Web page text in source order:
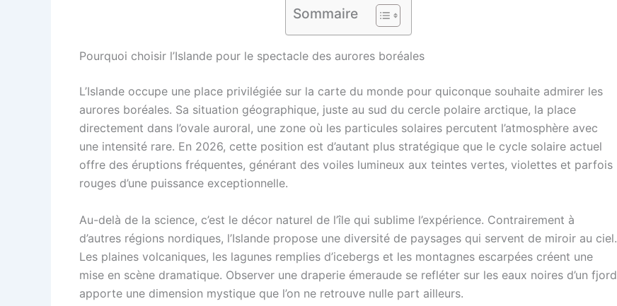
Sommaire
Pourquoi choisir l’Islande pour le spectacle des aurores boréales
L’Islande occupe une place privilégiée sur la carte du monde pour quiconque souhaite admirer les
aurores boréales. Sa situation géographique, juste au sud du cercle polaire arctique, la place
directement dans l’ovale auroral, une zone où les particules solaires percutent l’atmosphère avec
une intensité rare. En 2026, cette position est d’autant plus stratégique que le cycle solaire actuel
offre des éruptions fréquentes, générant des voiles lumineux aux teintes vertes, violettes et parfois
rouges d’une puissance exceptionnelle.
Au-delà de la science, c’est le décor naturel de l’île qui sublime l’expérience. Contrairement à
d’autres régions nordiques, l’Islande propose une diversité de paysages qui servent de miroir au ciel.
Les plaines volcaniques, les lagunes remplies d’icebergs et les montagnes escarpées créent une
mise en scène dramatique. Observer une draperie émeraude se refléter sur les eaux noires d’un fjord
apporte une dimension mystique que l’on ne retrouve nulle part ailleurs.